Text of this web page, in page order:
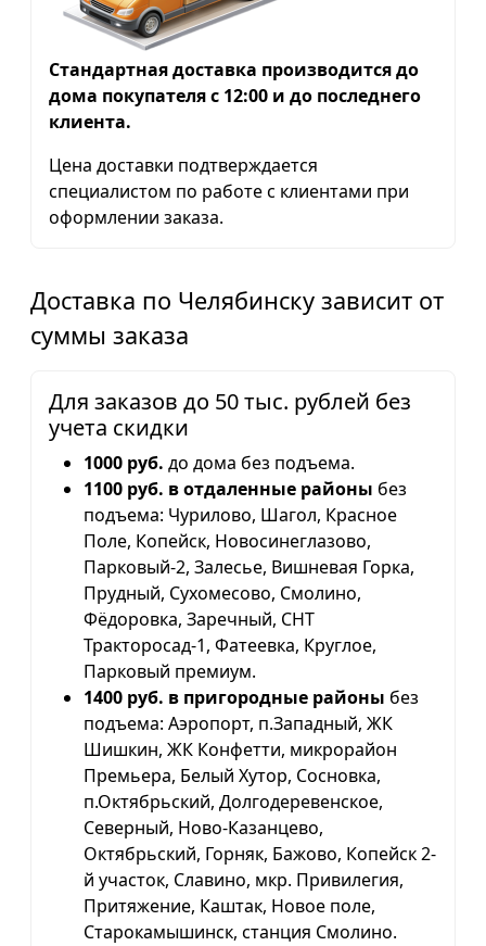
Стандартная доставка производится до
дома покупателя с 12:00 и до последнего
клиента.
Цена доставки подтверждается
специалистом по работе с клиентами при
оформлении заказа.
Доставка по Челябинску зависит от
суммы заказа
Для заказов до 50 тыс. рублей без
учета скидки
1000 руб. до дома без подъема.
1100 руб. в отдаленные районы без
подъема: Чурилово, Шагол, Красное
Поле, Копейск, Новосинеглазово,
Парковый-2, Залесье, Вишневая Горка,
Прудный, Сухомесово, Смолино,
Фёдоровка, Заречный, СНТ
Тракторосад-1, Фатеевка, Круглое,
Парковый премиум.
1400 руб. в пригородные районы без
подъема: Аэропорт, п.Западный, ЖК
Шишкин, ЖК Конфетти, микрорайон
Премьера, Белый Хутор, Сосновка,
п.Октябрьский, Долгодеревенское,
Северный, Ново-Казанцево,
Октябрьский, Горняк, Бажово, Копейск 2-
й участок, Славино, мкр. Привилегия,
Притяжение, Каштак, Новое поле,
Старокамышинск, станция Смолино.